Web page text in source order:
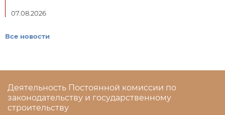
07.08.2026
Все новости
Деятельность Постоянной комиссии по
законодательству и государственному
строительству